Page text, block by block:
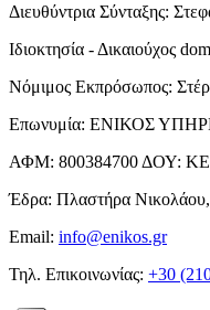
Διευθύντρια Σύνταξης:
Ιδιοκτησία - Δικαιούχος
Νόμιμος Εκπρόσωπος:
Επωνυμία: ΕΝΙΚΟΣ
ΑΦΜ: 800384700 ΔΟΥ:
Έδρα: Πλαστήρα
Email: info@enikos.gr
Τηλ. Επικοινωνίας: +30